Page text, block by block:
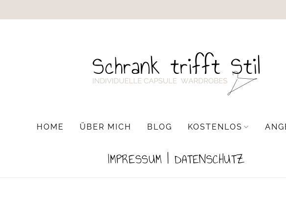
HOME ÜBER MICH BLOG KOSTENLOS
IMPRESSUM | DATENSCHUTZ